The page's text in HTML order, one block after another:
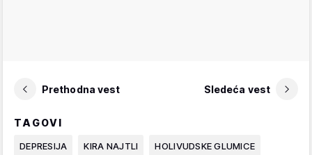
Prethodna vest Sledeća vest
TAGOVI
DEPRESIJA KIRA NAJTLI HOLIVUDSKE GLUMICE